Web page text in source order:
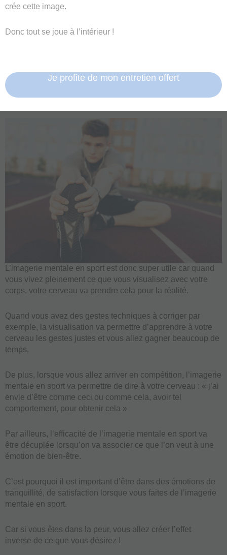
crée cette image.
Donc tout se joue à l’intérieur !
Je profite de mon entretien offert
L’imagerie mentale en sport est donc super utile car quand
vous vivez pleinement ce que vous visualisez avec votre
corps, votre cerveau va prendre cela pour la réalité.
Quand vous avez des gestes techniques à corriger par
exemple, la visualisation va permettre d’apprendre à votre
cerveau les gestes justes et vous allez gagner beaucoup de
temps.
De plus, lorsque vous allez arriver en compétition, l’imagerie
mentale en sport va permettre de dire à votre cerveau : « j’ai
envie d’être comme ceci ou comme cela, avoir tel
comportement, pour obtenir cela »
Par ailleurs, l’efficacité de l’imagerie mentale en sport va
être décuplée lorsqu’on va associer ce que l’on veut à une
émotion de bien-être.
C’est pourquoi il est important d’être dans des émotions de
tranquillité, de satisfaction lorsque vous faites de l’imagerie
mentale en sport.
Car si vous êtes dans la peur, vous allez créer l’effet
inverse de ce que vous désirez !